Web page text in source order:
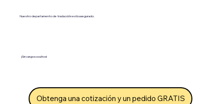
Nuestro departamento de traducción está asegurado.
¡Sin cargos ocultos!
Obtenga una cotización y un pedido GRATIS